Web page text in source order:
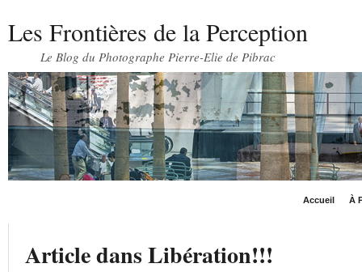
Les Frontières de la Perception
Le Blog du Photographe Pierre-Elie de Pibrac
Accueil À
Article dans Libération!!!